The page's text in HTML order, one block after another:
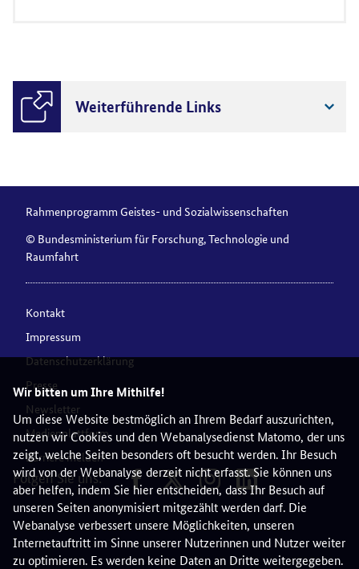
Wir bitten um Ihre Mithilfe!
Um diese Website bestmöglich an Ihrem Bedarf auszurichten,
nutzen wir Cookies und den Webanalysedienst Matomo, der uns
zeigt, welche Seiten besonders oft besucht werden. Ihr Besuch
wird von der Webanalyse derzeit nicht erfasst. Sie können uns
aber helfen, indem Sie hier entscheiden, dass Ihr Besuch auf
unseren Seiten anonymisiert mitgezählt werden darf. Die
Webanalyse verbessert unsere Möglichkeiten, unseren
Internetauftritt im Sinne unserer Nutzerinnen und Nutzer weiter
zu optimieren. Es werden keine Daten an Dritte weitergegeben.
Weiterführende Links
Rahmenprogramm Geistes- und Sozialwissenschaften
© Bundesministerium für Forschung, Technologie und
Raumfahrt
Kontakt
Impressum
Datenschutzerklärung
Presse
Newsletter
Medienplattform
Barriere melden
Folgen Sie uns: